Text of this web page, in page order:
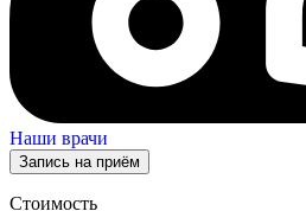
Наши врачи
Запись на приём
Стоимость